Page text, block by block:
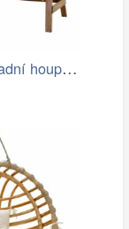
Dřevěná zahradní houpačka Lucas pro 4…